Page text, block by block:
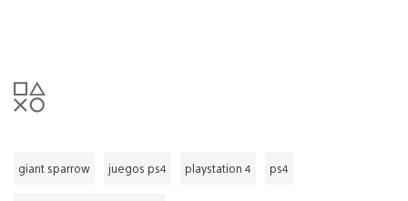
giant sparrow juegos ps4 playstation 4 ps4